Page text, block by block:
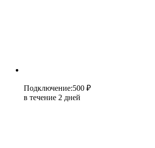
Подключение:500 ₽
в течение 2 дней